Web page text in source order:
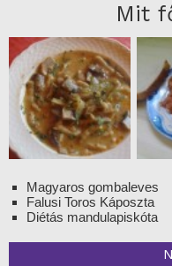
Mit
Magyaros gombaleves
Falusi Toros Káposzta
Diétás mandulapiskóta